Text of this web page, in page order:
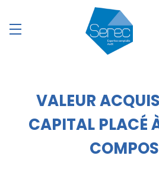
VALEUR
CAPITAL PLACÉ